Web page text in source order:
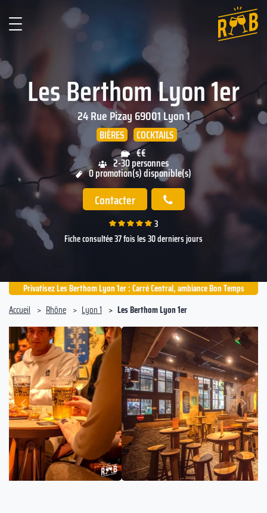
Les Berthom Lyon 1er
24 Rue Pizay69001Lyon 1
BIÈRES
COCKTAILS
€€
2-30 personnes
0 promotion(s) disponible(s)
Contacter
3
Fiche consultée 37 fois les 30 derniers jours
Privatisez Les Berthom Lyon 1er : Carré Central, ambiance Bon Temps
Accueil
Rhône Lyon 1 Les Berthom Lyon 1er
Précédent
Suivant